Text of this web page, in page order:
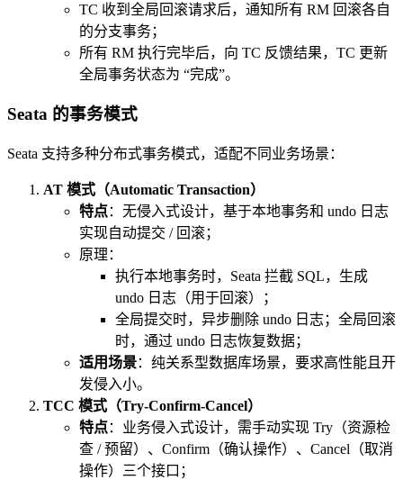
TC 收到全局回滚请求后，通知所有 RM 回滚各自
的分支事务；
所有 RM 执行完毕后，向 TC 反馈结果，TC 更新
全局事务状态为 “完成”。
Seata 的事务模式
Seata 支持多种分布式事务模式，适配不同业务场景：
AT 模式（Automatic Transaction）
特点：无侵入式设计，基于本地事务和 undo 日志
实现自动提交 / 回滚；
原理：
执行本地事务时，Seata 拦截 SQL，生成
undo 日志（用于回滚）；
全局提交时，异步删除 undo 日志；全局回滚
时，通过 undo 日志恢复数据；
适用场景：纯关系型数据库场景，要求高性能且开
发侵入小。
TCC 模式（Try-Confirm-Cancel）
特点：业务侵入式设计，需手动实现 Try（资源检
查 / 预留）、Confirm（确认操作）、Cancel（取消
操作）三个接口；